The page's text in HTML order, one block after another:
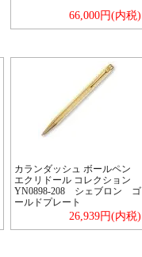
66,000円(内税)
カランダッシュ ボールペン
エクリドール コレクション
YN0898-208 シェブロン ゴ
ールドプレート
26,939円(内税)